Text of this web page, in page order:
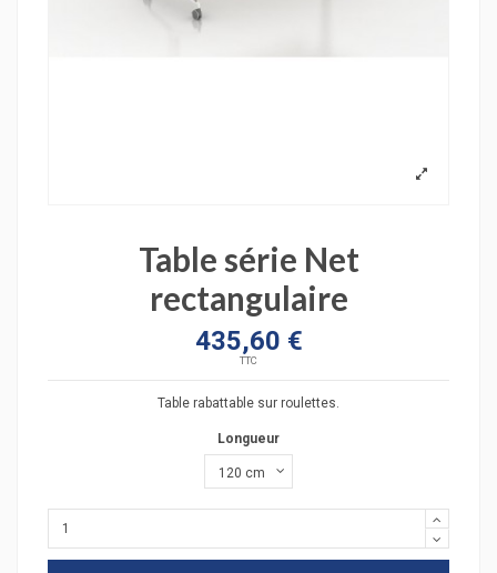
Table série Net
rectangulaire
435,60 €
TTC
Table rabattable sur roulettes.
Longueur